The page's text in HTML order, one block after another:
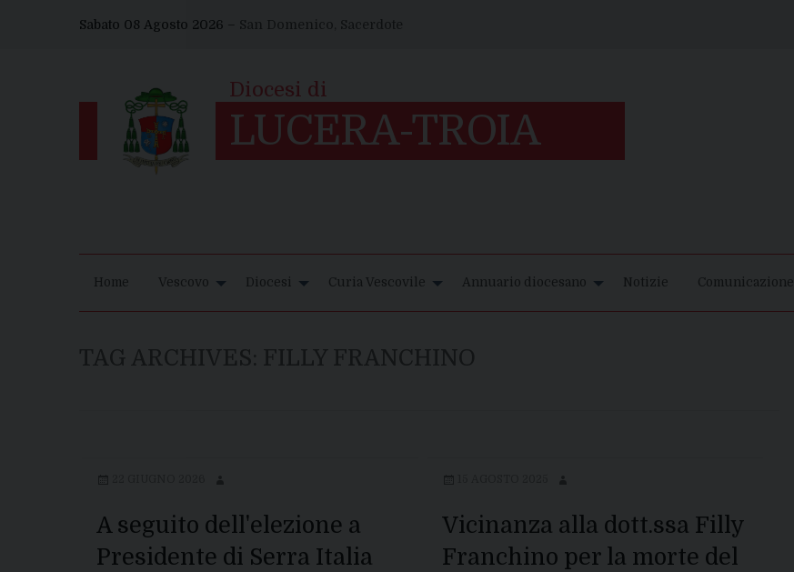
Sabato 08 Agosto 2026 – San Domenico, Sacerdote
Home Vescovo Diocesi Curia Vescovile Annuario diocesano Notizie Comunicazione
A seguito dell'elezione a
Presidente di Serra Italia
Vicinanza alla dott.ssa Filly
Franchino per la morte del